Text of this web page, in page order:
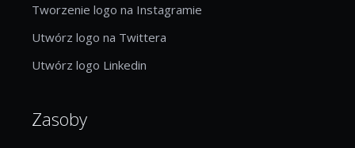
Tworzenie logo na Instagramie
Utwórz logo na Twittera
Utwórz logo Linkedin
Zasoby